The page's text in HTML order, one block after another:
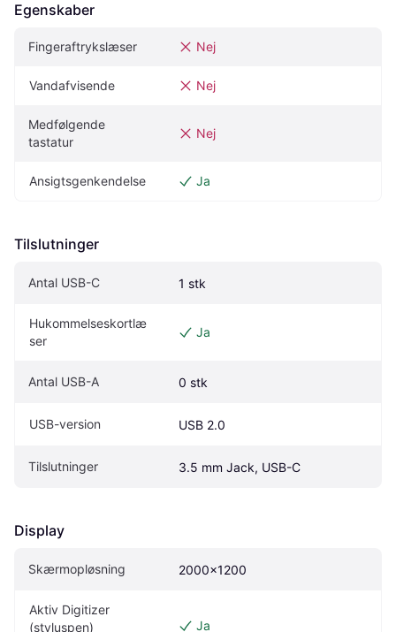
Egenskaber
Fingeraftrykslæser Nej
Vandafvisende Nej
Medfølgende
tastatur
Nej
Ansigtsgenkendelse Ja
Tilslutninger
Antal USB-C 1 stk
Hukommelseskortlæ
ser
Ja
Antal USB-A 0 stk
USB-version USB 2.0
Tilslutninger 3.5 mm Jack, USB-C
Display
Skærmopløsning 2000x1200
Aktiv Digitizer
(styluspen)
Ja